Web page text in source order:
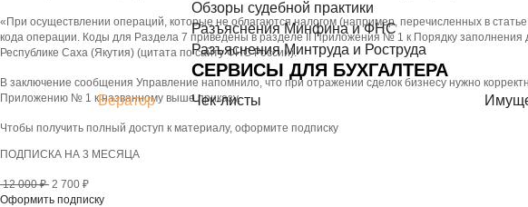
Бератор
Обзоры судебной практики
Разъяснения Минфина и ФНС
Разъяснения Минтруда и Роструда
СЕРВИСЫ ДЛЯ БУХГАЛТЕРА
Чек-листы
«При осуществлении операций, которые не облагаются налогом (например, перечисленных в
кода операции. Коды для Раздела 7 приведены в разделе II Приложения № 1 к Порядку
Республике Саха (Якутия) (цитата по сайту ФНС России).
В заключение сообщения Управление напомнило, что при отражении сделок бизнесу нужно
Приложению № 1 к названному выше приказу.
Чтобы получить полный доступ к материалу, оформите подписку
ПОДПИСКА НА 3 МЕСЯЦА
12 000 ₽ 2 700 ₽
Оформить подписку